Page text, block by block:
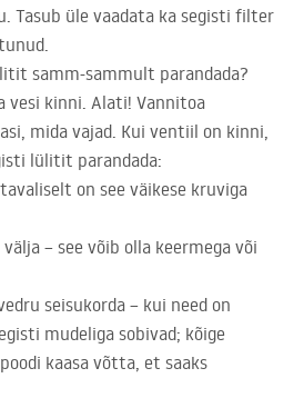
Tasub üle vaadata ka segisti filter
samm-sammult parandada?
vesi kinni. Alati! Vannitoa
mida vajad. Kui ventiil on kinni,
lülitit parandada:
on see väikese kruviga
– see võib olla keermega või
seisukorda – kui need on
mudeliga sobivad; kõige
kaasa võtta, et saaks